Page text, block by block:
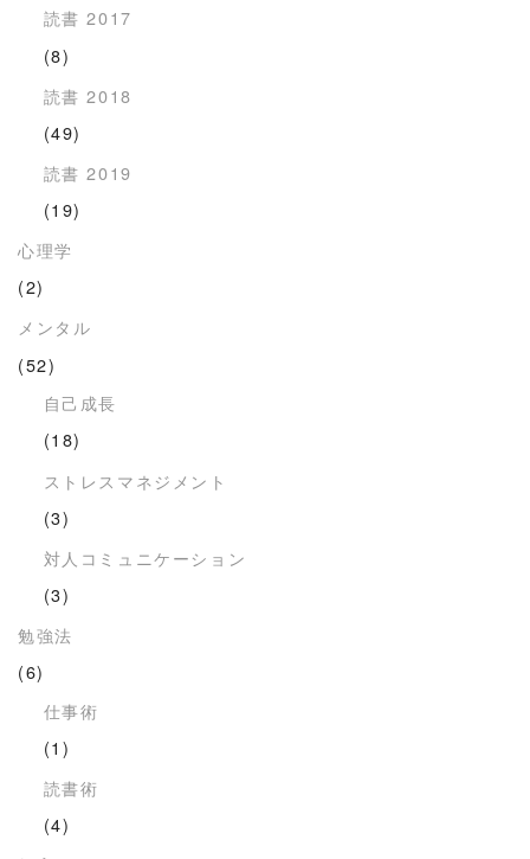
読書 2017
(8)
読書 2018
(49)
読書 2019
(19)
心理学
(2)
メンタル
(52)
自己成長
(18)
ストレスマネジメント
(3)
対人コミュニケーション
(3)
勉強法
(6)
仕事術
(1)
読書術
(4)